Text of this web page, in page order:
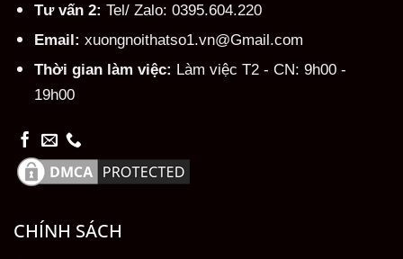
Tư vấn 2: Tel/ Zalo: 0395.604.220
Email: xuongnoithatso1.vn@Gmail.com
Thời gian làm việc: Làm việc T2 - CN: 9h00 -
19h00
CHÍNH SÁCH